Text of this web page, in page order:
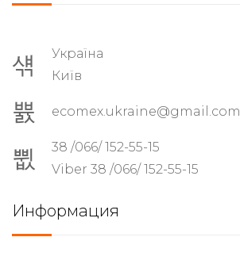
Україна
Київ
ecomex.ukraine@gmail.com
38 /066/ 152-55-15
Viber 38 /066/ 152-55-15
Информация